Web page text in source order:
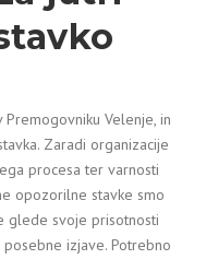
Premogovniku Velenje, in
Zaradi organizacije
procesa ter varnosti
opozorilne stavke smo
glede svoje prisotnosti
izjave. Potrebno